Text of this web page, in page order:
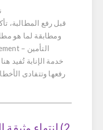
قبل رفع المطالبة،
التأمين – Motor Claims Settlement.
خدمة الإنابة تُفيد
رفعها وتتفادى